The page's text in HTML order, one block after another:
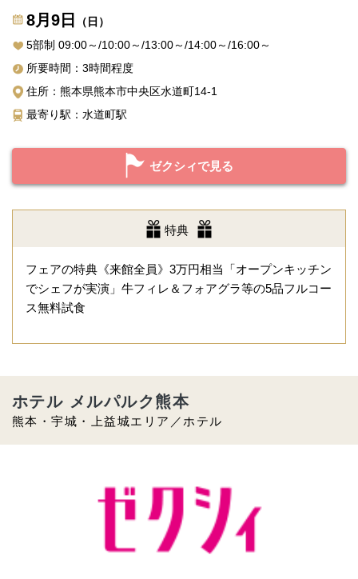
8月9日
（日）
5部制 09:00～/10:00～/13:00～/14:00～/16:00～
所要時間：3時間程度
住所：熊本県熊本市中央区水道町14-1
最寄り駅：水道町駅
ゼクシィで見る
特典
フェアの特典《来館全員》3万円相当「オープンキッチン
でシェフが実演」牛フィレ＆フォアグラ等の5品フルコー
ス無料試食
熊本・宇城・上益城エリア／ホテル
ホテル メルパルク熊本